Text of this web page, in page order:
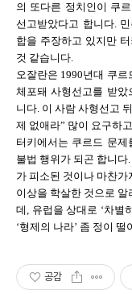
의 또다른 정치인이 쿠
선고받았다고 합니다.
합을 주장하고 있지만
것 같습니다.
오잘란은 1990년대 쿠
체포돼 사형선고를 받
니다. 이 사람 사형선고
제 없애라” 많이 요구하
터키에서는 쿠르드 문
불법 행위가 되곤 합니
가 피소된 것이나 마찬
이상을 학살한 것으로
데, 유럽을 상대로 ‘차별
‘형제의 나라’ 좀 정이 떨
공감